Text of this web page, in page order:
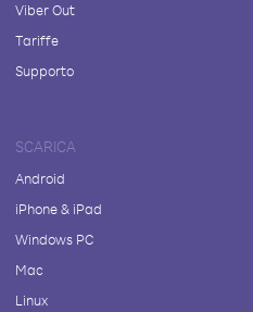
Viber Out
Tariffe
Supporto
SCARICA
Android
iPhone & iPad
Windows PC
Mac
Linux